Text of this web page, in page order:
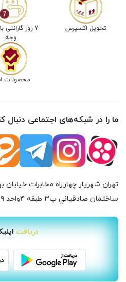
تحویل اکسپرس
7 روز
وجه
محصولات
ما را در شبکه‌های اجتماعی دنبال
تهران شهريار چهارراه مخابرات
ساختمان صادقياني پ٣ طبقه ٤واحد ۱۹
دریافت